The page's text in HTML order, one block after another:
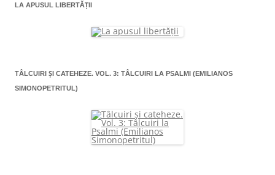
LA APUSUL LIBERTĂŢII
TÂLCUIRI ŞI CATEHEZE. VOL. 3: TÂLCUIRI LA PSALMI (EMILIANOS
SIMONOPETRITUL)